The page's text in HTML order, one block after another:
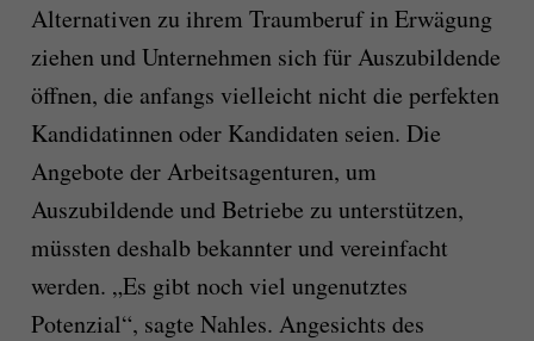
Alternativen zu ihrem Traumberuf in Erwägung
ziehen und Unternehmen sich für Auszubildende
öffnen, die anfangs vielleicht nicht die perfekten
Kandidatinnen oder Kandidaten seien. Die
Angebote der Arbeitsagenturen, um
Auszubildende und Betriebe zu unterstützen,
müssten deshalb bekannter und vereinfacht
werden. „Es gibt noch viel ungenutztes
Potenzial“, sagte Nahles. Angesichts des